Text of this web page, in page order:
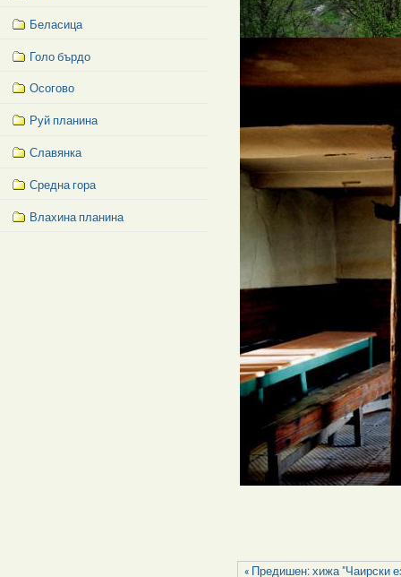
« Предишен: хижа "Чаирски
Беласица
Голо бърдо
Осогово
Руй планина
Славянка
Средна гора
Влахина планина